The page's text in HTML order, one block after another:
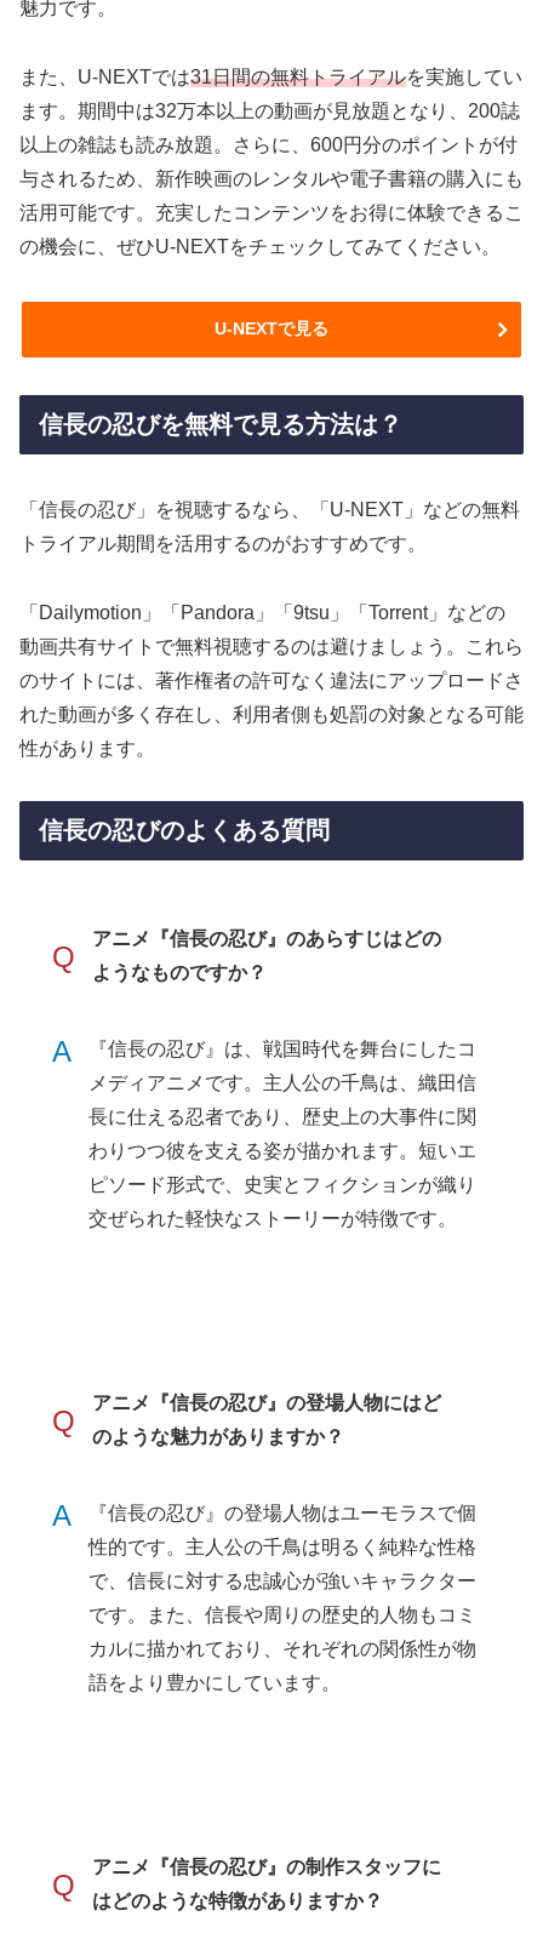
魅力です。
また、U-NEXTでは31日間の無料トライアルを実施してい
ます。期間中は32万本以上の動画が見放題となり、200誌
以上の雑誌も読み放題。さらに、600円分のポイントが付
与されるため、新作映画のレンタルや電子書籍の購入にも
活用可能です。充実したコンテンツをお得に体験できるこ
の機会に、ぜひU-NEXTをチェックしてみてください。
U-NEXTで見る
信長の忍びを無料で見る方法は？
「信長の忍び」を視聴するなら、「U-NEXT」などの無料
トライアル期間を活用するのがおすすめです。
「Dailymotion」「Pandora」「9tsu」「Torrent」などの
動画共有サイトで無料視聴するのは避けましょう。これら
のサイトには、著作権者の許可なく違法にアップロードさ
れた動画が多く存在し、利用者側も処罰の対象となる可能
性があります。
信長の忍びのよくある質問
Q
アニメ『信長の忍び』のあらすじはどの
ようなものですか？
A
『信長の忍び』は、戦国時代を舞台にしたコ
メディアニメです。主人公の千鳥は、織田信
長に仕える忍者であり、歴史上の大事件に関
わりつつ彼を支える姿が描かれます。短いエ
ピソード形式で、史実とフィクションが織り
交ぜられた軽快なストーリーが特徴です。
Q
アニメ『信長の忍び』の登場人物にはど
のような魅力がありますか？
A
『信長の忍び』の登場人物はユーモラスで個
性的です。主人公の千鳥は明るく純粋な性格
で、信長に対する忠誠心が強いキャラクター
です。また、信長や周りの歴史的人物もコミ
カルに描かれており、それぞれの関係性が物
語をより豊かにしています。
Q
アニメ『信長の忍び』の制作スタッフに
はどのような特徴がありますか？